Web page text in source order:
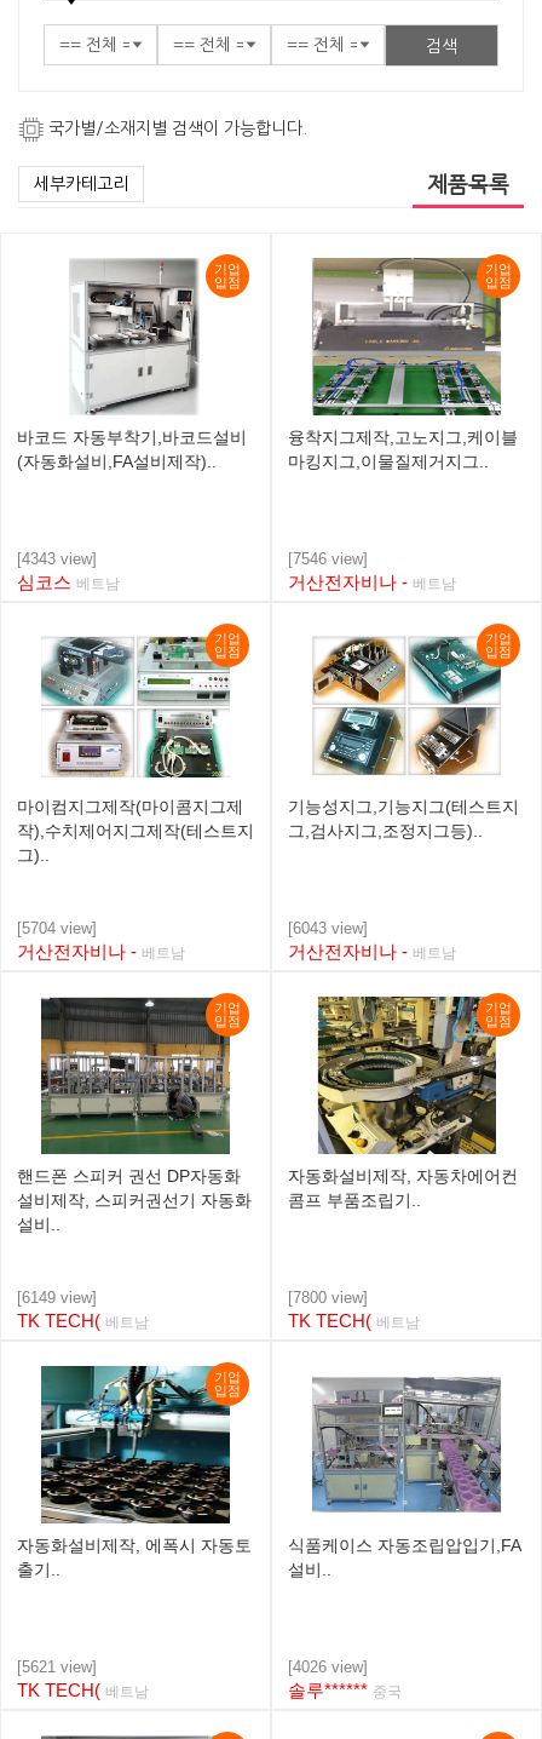
검색
국가별/소재지별 검색이 가능합니다.
세부카테고리 제품목록
기업
입점
바코드 자동부착기,바코드설비
(자동화설비,FA설비제작)..
[4343 view]
심코스 베트남
기업
입점
융착지그제작,고노지그,케이블
마킹지그,이물질제거지그..
[7546 view]
거산전자비나 - 베트남
기업
입점
마이컴지그제작(마이콤지그제
작),수치제어지그제작(테스트지
그)..
[5704 view]
거산전자비나 - 베트남
기업
입점
기능성지그,기능지그(테스트지
그,검사지그,조정지그등)..
[6043 view]
거산전자비나 - 베트남
기업
입점
핸드폰 스피커 권선 DP자동화
설비제작, 스피커권선기 자동화
설비..
[6149 view]
TK TECH( 베트남
기업
입점
자동화설비제작, 자동차에어컨
콤프 부품조립기..
[7800 view]
TK TECH( 베트남
기업
입점
자동화설비제작, 에폭시 자동토
출기..
[5621 view]
TK TECH( 베트남
식품케이스 자동조립압입기,FA
설비..
[4026 view]
솔루****** 중국